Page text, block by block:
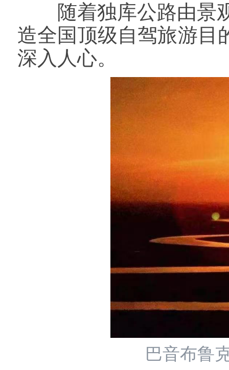
随着独库公路由景观
造全国顶级自驾旅游目
深入人心。
巴音布鲁克